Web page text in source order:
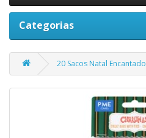
Categorias
20 Sacos Natal Encantado